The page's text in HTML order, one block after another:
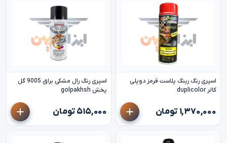
اسپری رنگ رینگ پلاست قرمز دوپلی
کالر duplicolor
۱,۳۷۰,۰۰۰ تومان
اسپری رنگ رال مشکی براق 9005 گل
پخش golpakhsh
۵۱۵,۰۰۰ تومان